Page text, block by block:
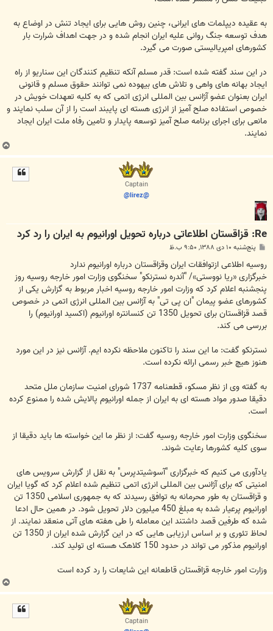
به عقیده دیپلمات های ایرانی، چنین روش هایی برای ایجاد تنش در اوضاع به
هدف توسعه جنگ روانی علیه ایران انجام شده و در جهت اهداف شرارت بار
کشورهای امپریالیستی صورت می گیرد.
در این سند گفته شده است: قدر مسلم آنکه تنظیم کنندگان این سناریو از راه
ایجاد بهانه های واهی و تلاش های بیهوده نمی توانند حقوق مسلم و قانونی
ایران بعنوان عضو آژانس بین المللی انرژی اتمی که به کلیه تعهدات خویش در
خصوص استفاده صلح آمیز از انرژی هسته ای پایبند است را از آن سلب نمایند و
مانعی برای اجرای برنامه صلح آمیز توسعه پایدار و تامین رفاه ملت ایران ایجاد
نمایند.
Captain
@lirez@
Re: قزاقستان اطلاعاتی درباره تحویل اورانیوم به ایران را رد کرد
س
ت
پنج‌شنبه ۱۰ دی ۱۳۸۸, ۹:۵۰ ب.ظ
روسیه اطلاعی ازتوافقات ایران وقزاقستان درباره اورانیوم ندارد
خبرگزاری «ریا نووستی»/ "آندره نسترنکو" سخنگوی وزارت امور خارجه روسیه روز
پنجشنبه اعلام کرد که وزارت امور خارجه روسیه اخبار مربوط به گزارش یکی از
کشورهای عضو پیمان "ان پی تی" به آژانس بین المللی انرژی اتمی در خصوص
قصد قزاقستان برای تحویل 1350 تن کنسانتره اورانیوم (اکسید اورانیوم) را
بررسی می کند.
نسترنکو گفت: ما این سند را تاکنون ملاحظه نکرده ایم. آژانس نیز در این مورد
هنوز هیچ خبر رسمی ارائه نکرده است.
به گفته وی از نظر مسکو، قطعنامه 1737 شورای امنیت سازمان ملل متحد
دقیقا صدور مواد هسته ای به ایران از جمله اورانیوم پالایش شده را ممنوع کرده
است.
سخنگوی وزارت امور خارجه روسیه گفت: از نظر ما این خواسته ها باید دقیقا از
سوی کلیه کشورها رعایت شوند.
یادآوری می کنیم که خبرگزاری "آسوشیتدپرس" به نقل از گزارش سرویس های
امنیتی که برای آژانس بین المللی انرژی اتمی تنظیم شده اعلام کرد که گویا ایران
و قزاقستان به طور محرمانه به توافق رسیدند که به جمهوری اسلامی 1350 تن
اورانیوم پرعیار شده به مبلغ 450 میلیون دلار تحویل شود. در همین حال ادعا
شده که طرفین قصد داشتند این معامله را طی هفته های آتی منعقد نمایند. از
لحاظ تئوری و بر اساس ارزیابی هایی که در این گزارش شده ایران از 1350 تن
اورانیوم مذکور می تواند در حدود 150 کلاهک هسته ای تولید کند.
وزارت امور خارجه قزاقستان قاطعانه این شایعات را رد کرده است
Captain